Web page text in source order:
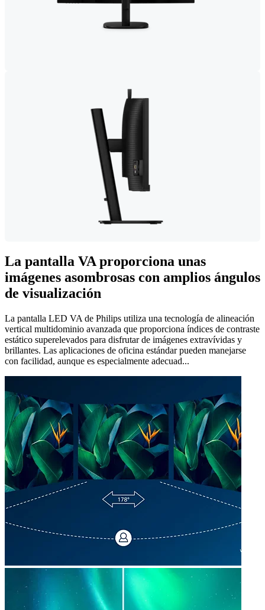
La pantalla VA proporciona unas
imágenes asombrosas con amplios ángulos
de visualización
La pantalla LED VA de Philips utiliza una tecnología de alineación
vertical multidominio avanzada que proporciona índices de contraste
estático superelevados para disfrutar de imágenes extravívidas y
brillantes. Las aplicaciones de oficina estándar pueden manejarse
con facilidad, aunque es especialmente adecuad...